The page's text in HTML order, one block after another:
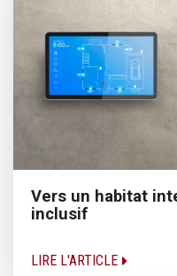
Vers un habitat
inclusif
LIRE L'ARTICLE